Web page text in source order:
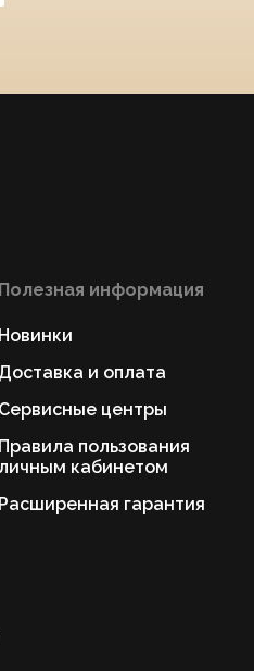
Полезная информация
Новинки
Доставка и оплата
Сервисные центры
Правила пользования
личным кабинетом
Расширенная гарантия